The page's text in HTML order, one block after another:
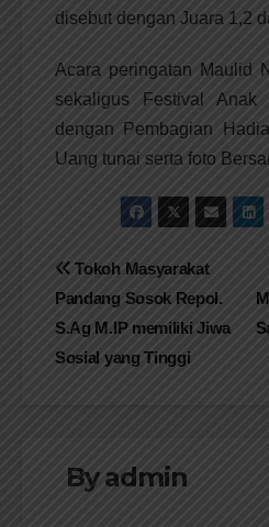
disebut dengan Juara 1,2
Acara peringatan Maulid
sekaligus Festival
dengan Pembagian
Uang tunai serta foto
Navigasi
pos
Tokoh Masyarakat
Pandang Sosok Repol.
S.Ag M.IP memiliki Jiwa
Sosial yang Tinggi
Byadmin